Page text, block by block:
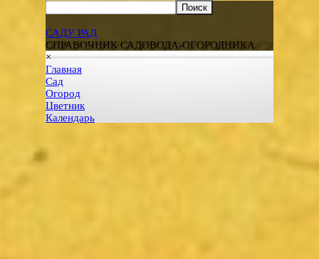
Поиск
САДУ РАД
СПРАВОЧНИК САДОВОДА-ОГОРОДНИКА
×
Главная
Сад
Огород
Цветник
Календарь